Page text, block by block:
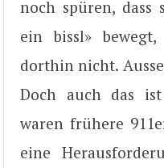
noch spüren, dass
ein bissl»
dorthin nicht.
Doch auch das
waren frühere
eine